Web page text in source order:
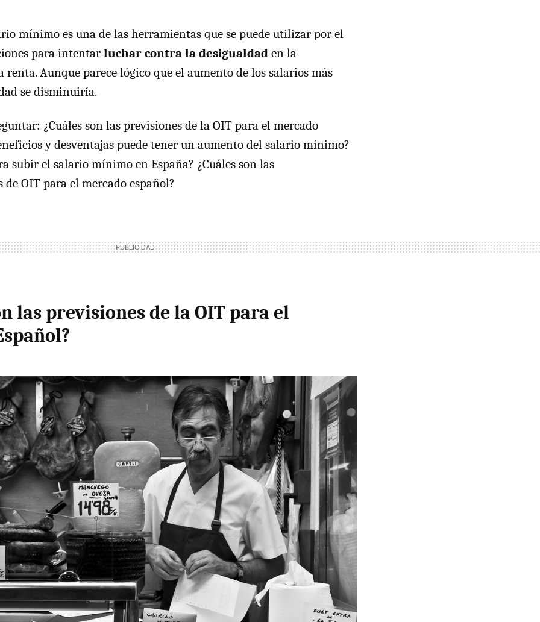
mínimo es una de las herramientas que se puede utilizar por el
para intentarluchar contra la desigualdad en la
Aunque parece lógico que el aumento de los salarios más
se disminuiría.
¿Cuáles son las previsiones de la OIT para el mercado
y desventajas puede tener un aumento del salario mínimo?
subir el salario mínimo en España? ¿Cuáles son las
de OIT para el mercado español?
las previsiones de la OIT para el